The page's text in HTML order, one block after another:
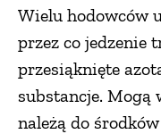
Wielu hodowców
przez co jedzenie
przesiąknięte
substancje. Mogą
należą do